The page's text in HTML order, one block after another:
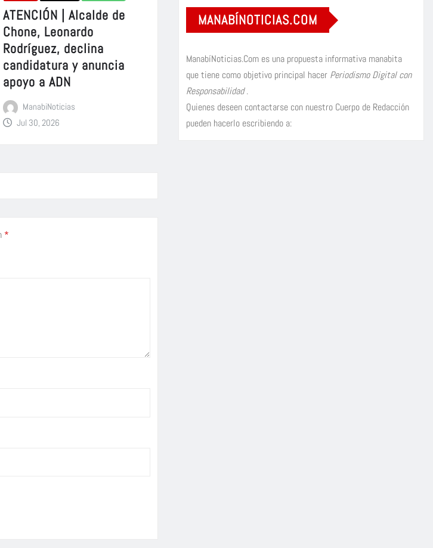
ATENCIÓN | Alcalde de
Chone, Leonardo
Rodríguez, declina
candidatura y anuncia
apoyo a ADN
ManabiNoticias
Jul 30, 2026
*
MANABÍNOTICIAS.COM
ManabíNoticias.Com es una propuesta informativa manabita
que tiene como objetivo principal hacer Periodismo Digital con
Responsabilidad.
Quienes deseen contactarse con nuestro Cuerpo de Redacción
pueden hacerlo escribiendo a: